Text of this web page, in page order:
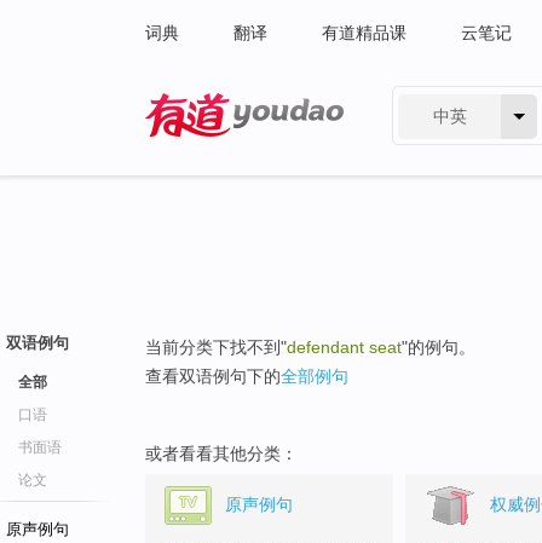
词典 翻译 有道精品课 云笔记
中英
双语例句
全部
口语
书面语
论文
原声例句
当前分类下找不到"defendant seat"的例句。
查看双语例句下的全部例句
或者看看其他分类：
原声例句 权威